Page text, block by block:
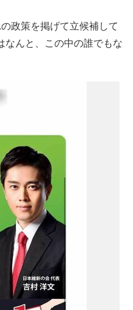
政策を掲げて立候補して
なんと、この中の誰でもな